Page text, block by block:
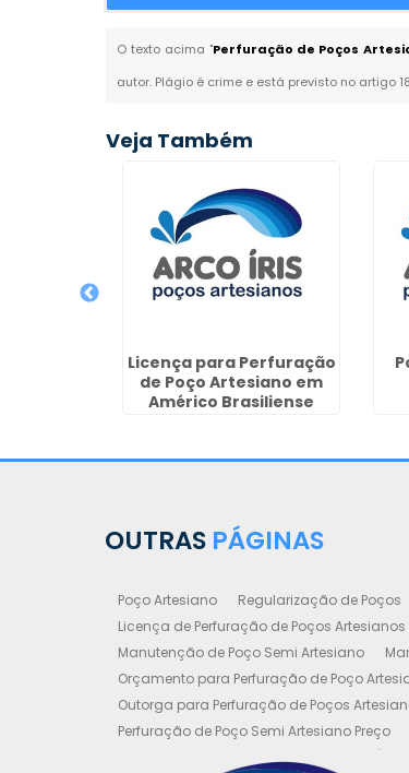
O texto acima "Perfuração de Poços
autor. Plágio é crime e está previsto no artigo
Veja Também
Licença para Perfuração
de Poço Artesiano em
Américo Brasiliense
OUTRAS PÁGINAS
Poço Artesiano Regularização de Poços
Licença de Perfuração de Poços Artesianos
Manutenção de Poço Semi Artesiano
Orçamento para Perfuração de Poço
Outorga para Perfuração de Poços
Perfuração de Poço Semi Artesiano Preço
Perfuração e Construção de Poços de Água